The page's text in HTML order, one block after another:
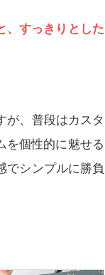
、すっきりとした
が、普段はカスタ
を個性的に魅せる
でシンプルに勝負